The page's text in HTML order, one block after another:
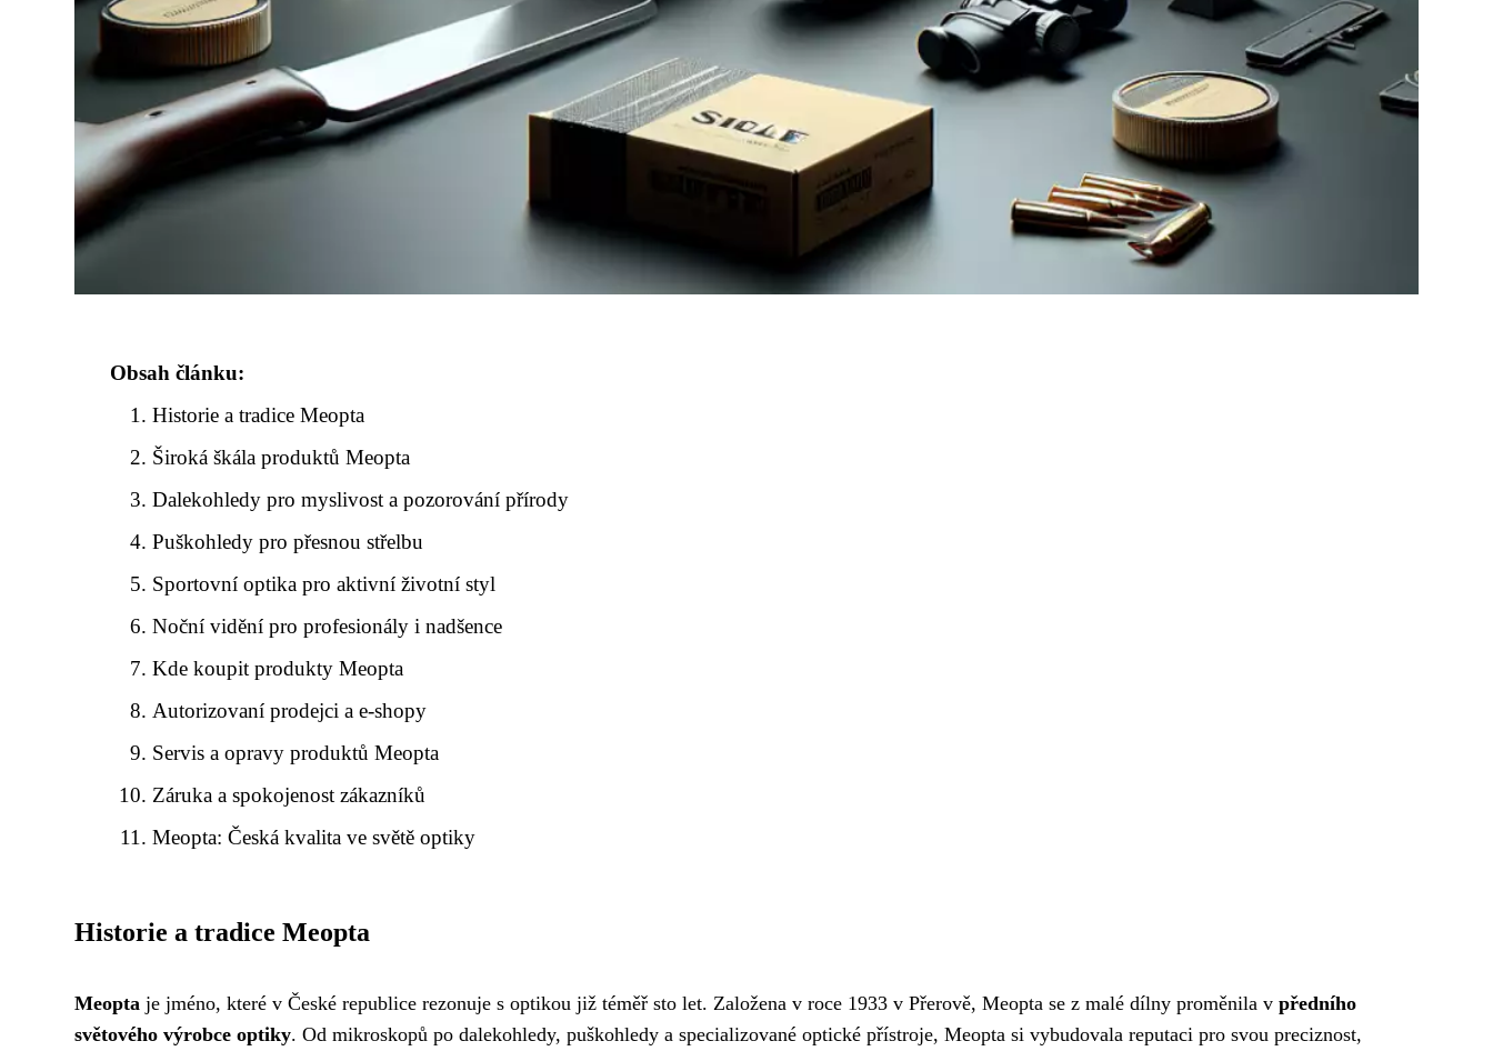
Obsah článku:
Historie a tradice Meopta
Široká škála produktů Meopta
Dalekohledy pro myslivost a pozorování přírody
Puškohledy pro přesnou střelbu
Sportovní optika pro aktivní životní styl
Noční vidění pro profesionály i nadšence
Kde koupit produkty Meopta
Autorizovaní prodejci a e-shopy
Servis a opravy produktů Meopta
Záruka a spokojenost zákazníků
Meopta: Česká kvalita ve světě optiky
Historie a tradice Meopta
Meopta je jméno, které v České republice rezonuje s optikou již téměř sto let. Založena v roce 1933 v Přerově, Meopta se z malé dílny proměnila v předního
světového výrobce optiky. Od mikroskopů po dalekohledy, puškohledy a specializované optické přístroje, Meopta si vybudovala reputaci pro svou preciznost,